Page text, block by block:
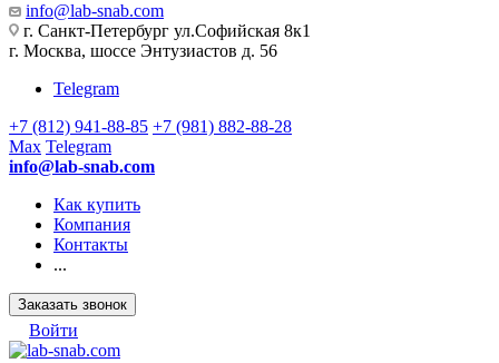
info@lab-snab.com
г. Санкт-Петербург ул.Софийская 8к1
г. Москва, шоссе Энтузиастов д. 56
Telegram
+7 (812) 941-88-85 +7 (981) 882-88-28
Max Telegram
info@lab-snab.com
Как купить
Компания
Контакты
...
Заказать звонок
Войти